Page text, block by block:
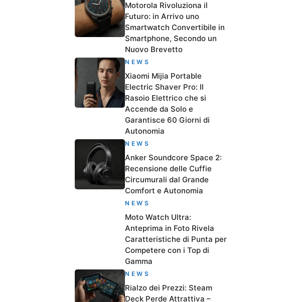
Motorola Rivoluziona il
Futuro: in Arrivo uno
Smartwatch Convertibile in
Smartphone, Secondo un
Nuovo Brevetto
NEWS
Xiaomi Mijia Portable
Electric Shaver Pro: Il
Rasoio Elettrico che si
Accende da Solo e
Garantisce 60 Giorni di
Autonomia
NEWS
Anker Soundcore Space 2:
Recensione delle Cuffie
Circumurali dal Grande
Comfort e Autonomia
NEWS
Moto Watch Ultra:
Anteprima in Foto Rivela
Caratteristiche di Punta per
Competere con i Top di
Gamma
NEWS
Rialzo dei Prezzi: Steam
Deck Perde Attrattiva –